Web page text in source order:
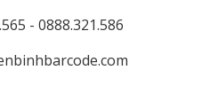
- 0888.321.586